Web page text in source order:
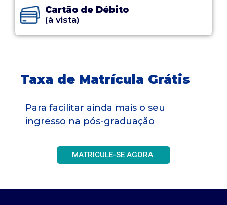
Cartão de Débito
(à vista)
Taxa de Matrícula Grátis
Para facilitar ainda mais o seu
ingresso na pós-graduação
MATRICULE-SE AGORA